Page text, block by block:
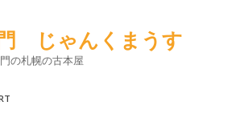
じゃんくまうす
の札幌の古本屋